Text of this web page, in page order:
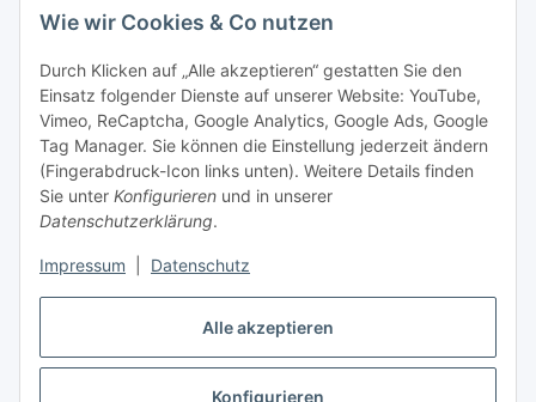
Alle akzeptieren
Konfigurieren
Wie wir Cookies & Co nutzen
Durch Klicken auf „Alle akzeptieren“ gestatten Sie den
Einsatz folgender Dienste auf unserer Website: YouTube,
Vimeo, ReCaptcha, Google Analytics, Google Ads, Google
Tag Manager. Sie können die Einstellung jederzeit ändern
(Fingerabdruck-Icon links unten). Weitere Details finden
Sie unter Konfigurieren und in unserer
Datenschutzerklärung.
Impressum Datenschutz
Versand